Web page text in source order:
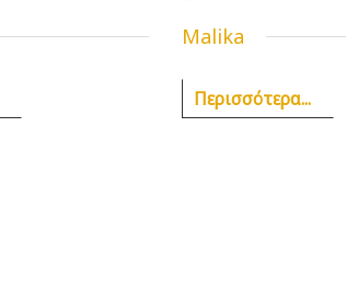
Malika
Περισσότερα...